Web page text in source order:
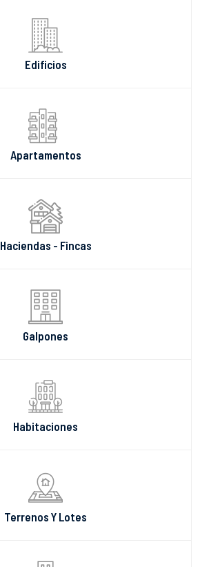
Edificios
Apartamentos
Haciendas - Fincas
Galpones
Habitaciones
Terrenos Y Lotes